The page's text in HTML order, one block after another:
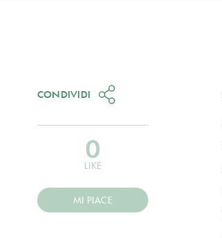
CONDIVIDI
0
LIKE
MI PIACE